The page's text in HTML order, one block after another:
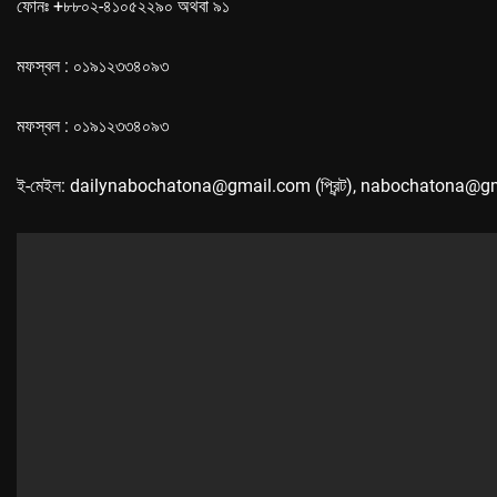
ফোনঃ +৮৮০২-৪১০৫২২৯০ অথবা ৯১
মফস্বল : ০১৯১২৩৩৪০৯৩
মফস্বল : ০১৯১২৩৩৪০৯৩
ই-মেইল: dailynabochatona@gmail.com (প্রিন্ট),